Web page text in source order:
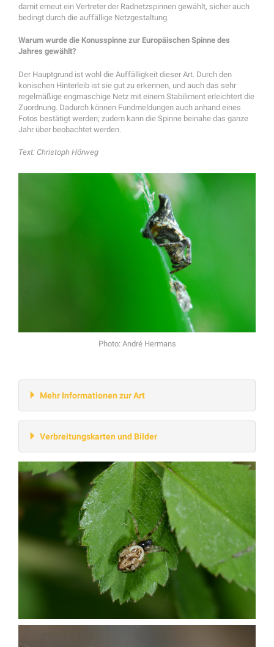
damit erneut ein Vertreter der Radnetzspinnen gewählt, sicher auch
bedingt durch die auffällige Netzgestaltung.
Warum wurde die Konusspinne zur Europäischen Spinne des
Jahres gewählt?
Der Hauptgrund ist wohl die Auffälligkeit dieser Art. Durch den
konischen Hinterleib ist sie gut zu erkennen, und auch das sehr
regelmäßige engmaschige Netz mit einem Stabiliment erleichtert die
Zuordnung. Dadurch können Fundmeldungen auch anhand eines
Fotos bestätigt werden; zudem kann die Spinne beinahe das ganze
Jahr über beobachtet werden.
Text: Christoph Hörweg
Photo: André Hermans
Mehr Informationen zur Art
Verbreitungskarten und Bilder